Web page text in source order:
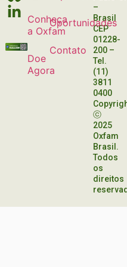
Conheça
a Oxfam
Doe
Agora
Oportunidades
Contato
–
Brasil
CEP
01228-
200 –
Tel.
(11)
3811
0400
ⓒ
2025
Oxfam
Brasil.
Todos
os
direitos